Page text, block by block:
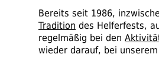
Bereits seit 1986,
Tradition des Helferfests,
regelmäßig bei den
wieder darauf, bei